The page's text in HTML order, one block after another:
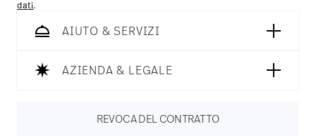
dati.
AIUTO & SERVIZI
AZIENDA & LEGALE
REVOCA DEL CONTRATTO